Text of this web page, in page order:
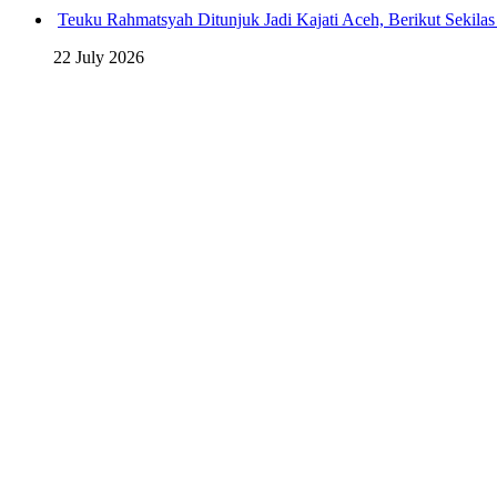
Teuku Rahmatsyah Ditunjuk Jadi Kajati Aceh, Berikut
22 July 2026